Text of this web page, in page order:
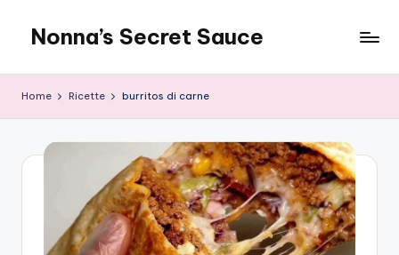
content
Nonna’s Secret Sauce
Home Ricette burritos di carne